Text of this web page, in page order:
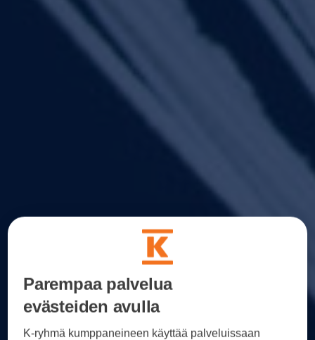
Parempaa palvelua
evästeiden avulla
K-ryhmä kumppaneineen käyttää palveluissaan